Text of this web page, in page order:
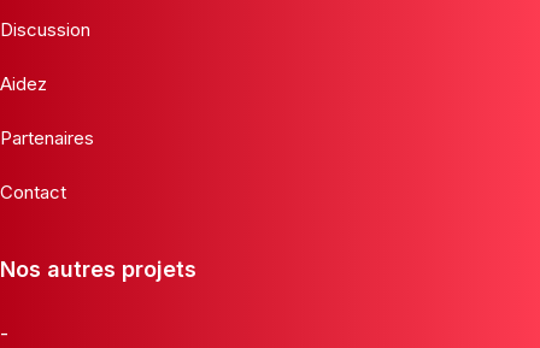
Discussion
Aidez
Partenaires
Contact
Nos autres projets
-